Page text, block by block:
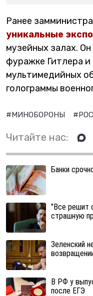
Ранее
уникальные
музейных залах.
фуражке Гитлера
мультимедийных
голограммы
#МИНОБОРОНЫ
Читайте нас:
Банки
"Все решит
страшную
Зеленский
В РФ у
после ЕГЭ